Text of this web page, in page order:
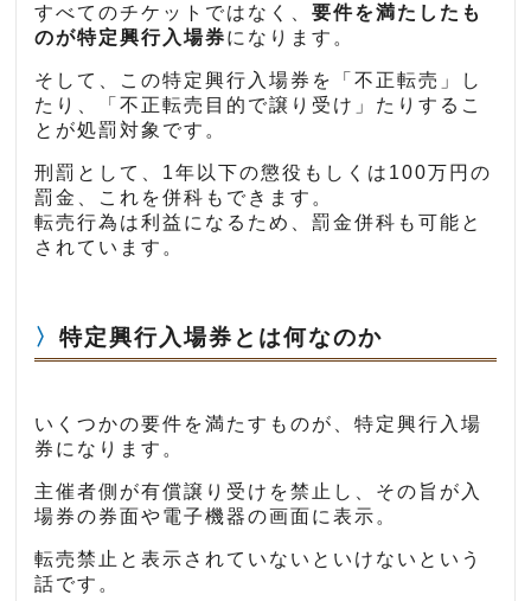
すべてのチケットではなく、要件を満たしたも
のが特定興行入場券になります。
そして、この特定興行入場券を「不正転売」し
たり、「不正転売目的で譲り受け」たりするこ
とが処罰対象です。
刑罰として、1年以下の懲役もしくは100万円の
罰金、これを併科もできます。
転売行為は利益になるため、罰金併科も可能と
されています。
特定興行入場券とは何なのか
いくつかの要件を満たすものが、特定興行入場
券になります。
主催者側が有償譲り受けを禁止し、その旨が入
場券の券面や電子機器の画面に表示。
転売禁止と表示されていないといけないという
話です。